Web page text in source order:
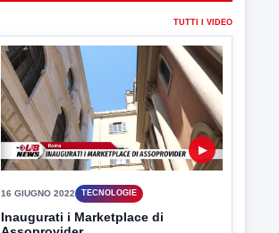
▶
16 GIUGNO 2022 TECNOLOGIE
Inaugurati i Marketplace di
Assoprovider
Inaugurati i Marketplace di Assoprovider